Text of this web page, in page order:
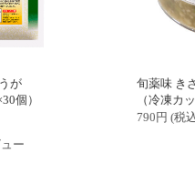
が
個）
ー
旬薬味 き
（冷凍カ
790円 (税